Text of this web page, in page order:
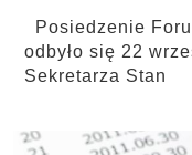
Posiedzenie
odbyło się 22
Sekretarza Stan